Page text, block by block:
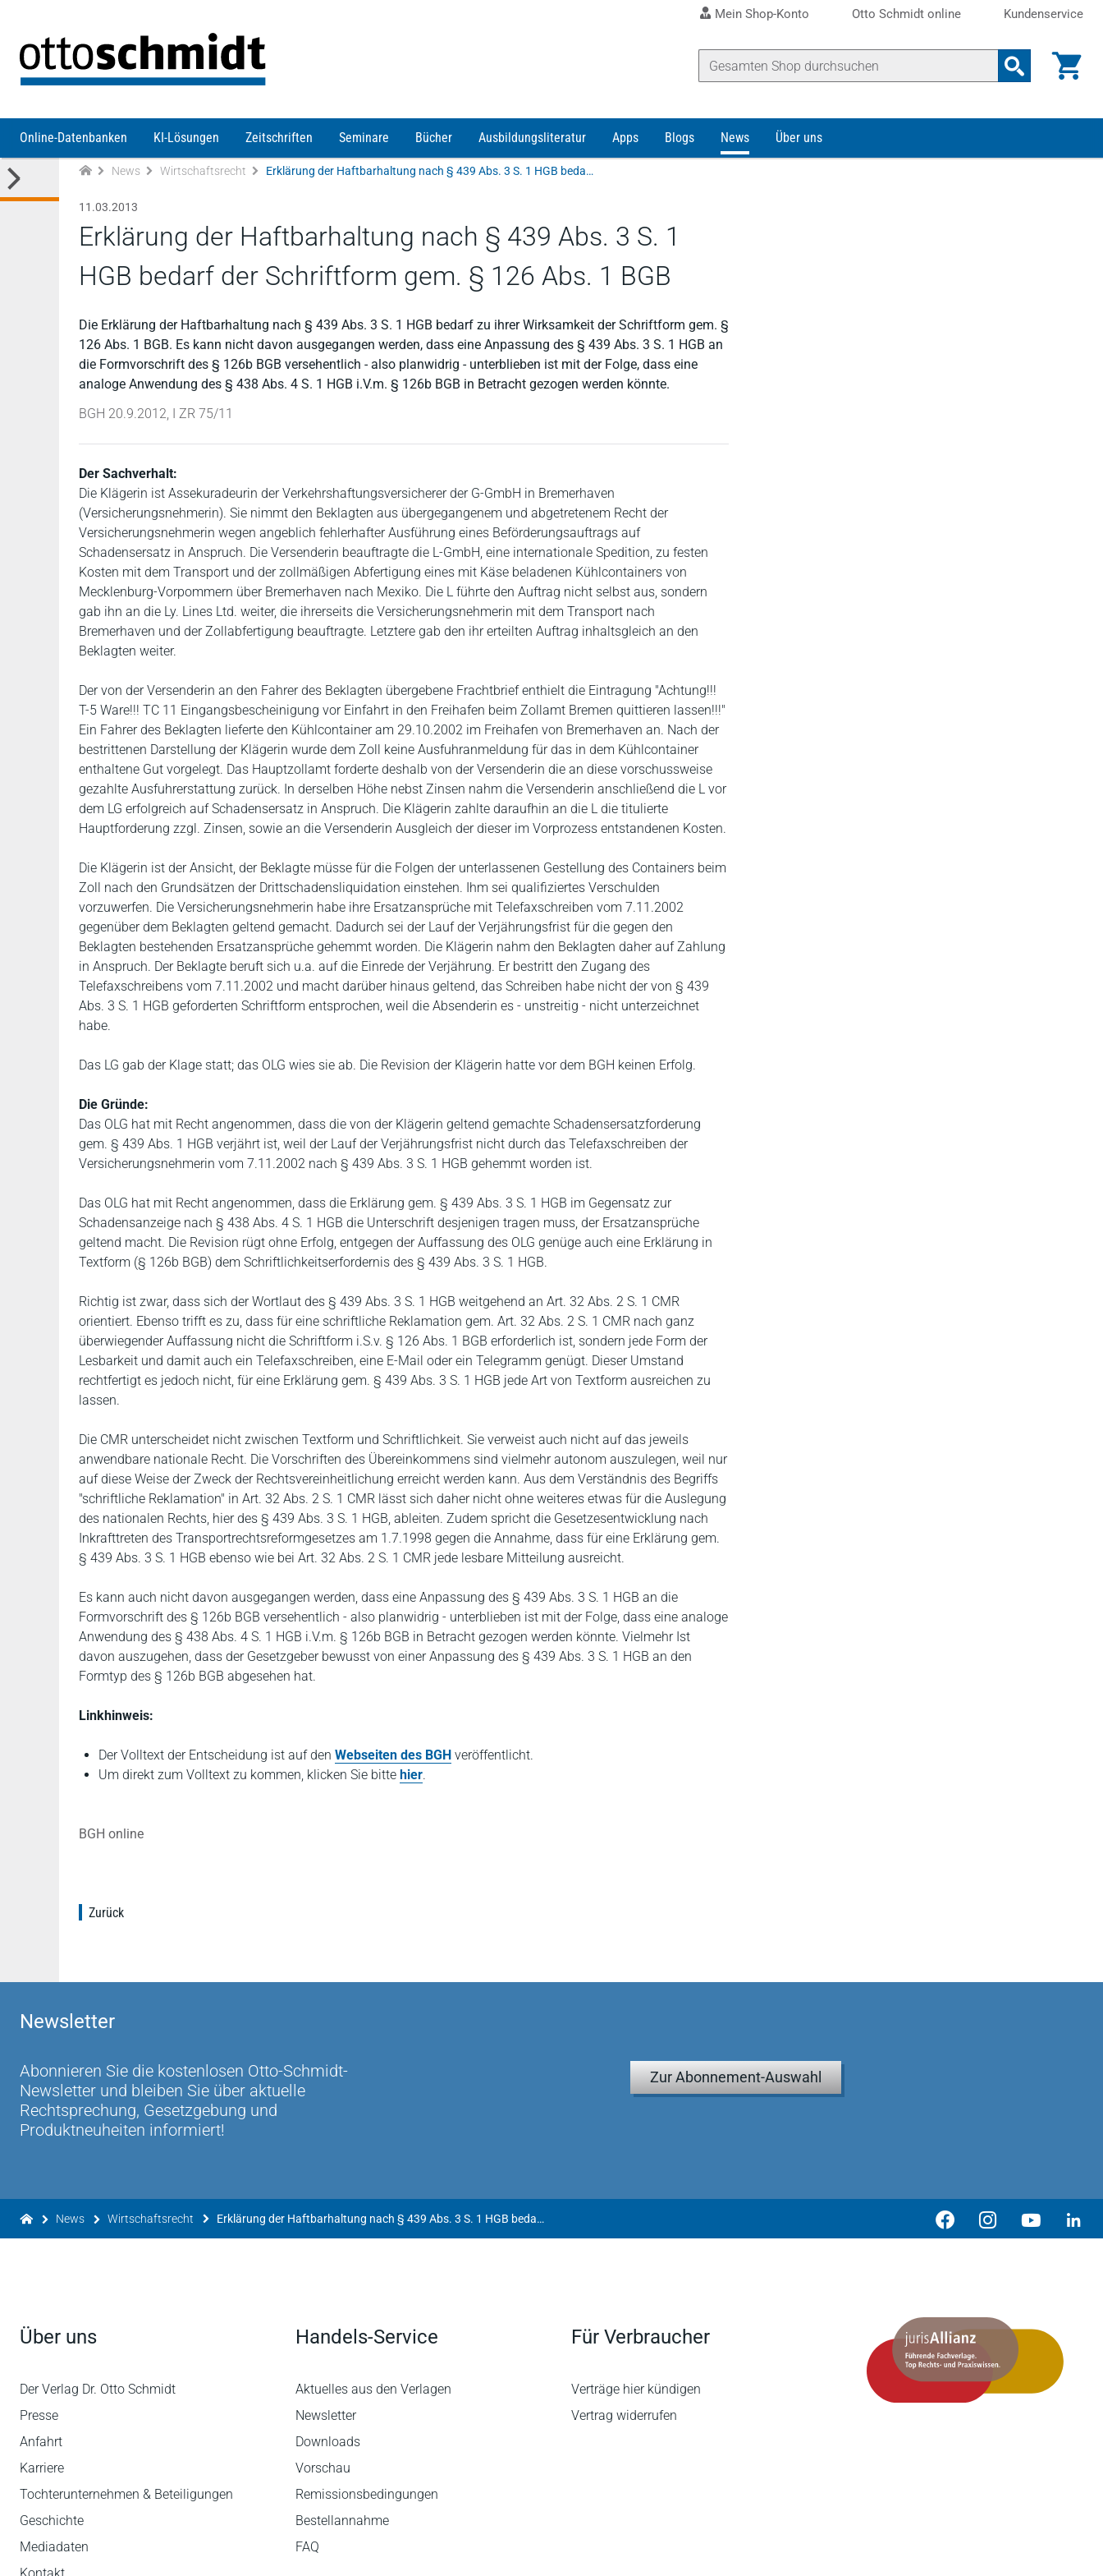
Mein Shop-Konto Otto Schmidt online Kundenservice
Online-Datenbanken KI-Lösungen Zeitschriften Seminare Bücher Ausbildungsliteratur Apps Blogs News Über uns
News Wirtschaftsrecht Erklärung der Haftbarhaltung nach § 439 Abs. 3 S. 1 HGB bedarf der Schriftform gem. § 126 Abs. 1 BGB
11.03.2013
Erklärung der Haftbarhaltung nach § 439 Abs. 3 S. 1
HGB bedarf der Schriftform gem. § 126 Abs. 1 BGB
Die Erklärung der Haftbarhaltung nach § 439 Abs. 3 S. 1 HGB bedarf zu ihrer Wirksamkeit der Schriftform gem. §
126 Abs. 1 BGB. Es kann nicht davon ausgegangen werden, dass eine Anpassung des § 439 Abs. 3 S. 1 HGB an
die Formvorschrift des § 126b BGB versehentlich - also planwidrig - unterblieben ist mit der Folge, dass eine
analoge Anwendung des § 438 Abs. 4 S. 1 HGB i.V.m. § 126b BGB in Betracht gezogen werden könnte.
BGH 20.9.2012, I ZR 75/11
Der Sachverhalt:
Die Klägerin ist Assekuradeurin der Verkehrshaftungsversicherer der G-GmbH in Bremerhaven
(Versicherungsnehmerin). Sie nimmt den Beklagten aus übergegangenem und abgetretenem Recht der
Versicherungsnehmerin wegen angeblich fehlerhafter Ausführung eines Beförderungsauftrags auf
Schadensersatz in Anspruch. Die Versenderin beauftragte die L-GmbH, eine internationale Spedition, zu festen
Kosten mit dem Transport und der zollmäßigen Abfertigung eines mit Käse beladenen Kühlcontainers von
Mecklenburg-Vorpommern über Bremerhaven nach Mexiko. Die L führte den Auftrag nicht selbst aus, sondern
gab ihn an die Ly. Lines Ltd. weiter, die ihrerseits die Versicherungsnehmerin mit dem Transport nach
Bremerhaven und der Zollabfertigung beauftragte. Letztere gab den ihr erteilten Auftrag inhaltsgleich an den
Beklagten weiter.
Der von der Versenderin an den Fahrer des Beklagten übergebene Frachtbrief enthielt die Eintragung "Achtung!!!
T-5 Ware!!! TC 11 Eingangsbescheinigung vor Einfahrt in den Freihafen beim Zollamt Bremen quittieren lassen!!!"
Ein Fahrer des Beklagten lieferte den Kühlcontainer am 29.10.2002 im Freihafen von Bremerhaven an. Nach der
bestrittenen Darstellung der Klägerin wurde dem Zoll keine Ausfuhranmeldung für das in dem Kühlcontainer
enthaltene Gut vorgelegt. Das Hauptzollamt forderte deshalb von der Versenderin die an diese vorschussweise
gezahlte Ausfuhrerstattung zurück. In derselben Höhe nebst Zinsen nahm die Versenderin anschließend die L vor
dem LG erfolgreich auf Schadensersatz in Anspruch. Die Klägerin zahlte daraufhin an die L die titulierte
Hauptforderung zzgl. Zinsen, sowie an die Versenderin Ausgleich der dieser im Vorprozess entstandenen Kosten.
Die Klägerin ist der Ansicht, der Beklagte müsse für die Folgen der unterlassenen Gestellung des Containers beim
Zoll nach den Grundsätzen der Drittschadensliquidation einstehen. Ihm sei qualifiziertes Verschulden
vorzuwerfen. Die Versicherungsnehmerin habe ihre Ersatzansprüche mit Telefaxschreiben vom 7.11.2002
gegenüber dem Beklagten geltend gemacht. Dadurch sei der Lauf der Verjährungsfrist für die gegen den
Beklagten bestehenden Ersatzansprüche gehemmt worden. Die Klägerin nahm den Beklagten daher auf Zahlung
in Anspruch. Der Beklagte beruft sich u.a. auf die Einrede der Verjährung. Er bestritt den Zugang des
Telefaxschreibens vom 7.11.2002 und macht darüber hinaus geltend, das Schreiben habe nicht der von § 439
Abs. 3 S. 1 HGB geforderten Schriftform entsprochen, weil die Absenderin es - unstreitig - nicht unterzeichnet
habe.
Das LG gab der Klage statt; das OLG wies sie ab. Die Revision der Klägerin hatte vor dem BGH keinen Erfolg.
Die Gründe:
Das OLG hat mit Recht angenommen, dass die von der Klägerin geltend gemachte Schadensersatzforderung
gem. § 439 Abs. 1 HGB verjährt ist, weil der Lauf der Verjährungsfrist nicht durch das Telefaxschreiben der
Versicherungsnehmerin vom 7.11.2002 nach § 439 Abs. 3 S. 1 HGB gehemmt worden ist.
Das OLG hat mit Recht angenommen, dass die Erklärung gem. § 439 Abs. 3 S. 1 HGB im Gegensatz zur
Schadensanzeige nach § 438 Abs. 4 S. 1 HGB die Unterschrift desjenigen tragen muss, der Ersatzansprüche
geltend macht. Die Revision rügt ohne Erfolg, entgegen der Auffassung des OLG genüge auch eine Erklärung in
Textform (§ 126b BGB) dem Schriftlichkeitserfordernis des § 439 Abs. 3 S. 1 HGB.
Richtig ist zwar, dass sich der Wortlaut des § 439 Abs. 3 S. 1 HGB weitgehend an Art. 32 Abs. 2 S. 1 CMR
orientiert. Ebenso trifft es zu, dass für eine schriftliche Reklamation gem. Art. 32 Abs. 2 S. 1 CMR nach ganz
überwiegender Auffassung nicht die Schriftform i.S.v. § 126 Abs. 1 BGB erforderlich ist, sondern jede Form der
Lesbarkeit und damit auch ein Telefaxschreiben, eine E-Mail oder ein Telegramm genügt. Dieser Umstand
rechtfertigt es jedoch nicht, für eine Erklärung gem. § 439 Abs. 3 S. 1 HGB jede Art von Textform ausreichen zu
lassen.
Die CMR unterscheidet nicht zwischen Textform und Schriftlichkeit. Sie verweist auch nicht auf das jeweils
anwendbare nationale Recht. Die Vorschriften des Übereinkommens sind vielmehr autonom auszulegen, weil nur
auf diese Weise der Zweck der Rechtsvereinheitlichung erreicht werden kann. Aus dem Verständnis des Begriffs
"schriftliche Reklamation" in Art. 32 Abs. 2 S. 1 CMR lässt sich daher nicht ohne weiteres etwas für die Auslegung
des nationalen Rechts, hier des § 439 Abs. 3 S. 1 HGB, ableiten. Zudem spricht die Gesetzesentwicklung nach
Inkrafttreten des Transportrechtsreformgesetzes am 1.7.1998 gegen die Annahme, dass für eine Erklärung gem.
§ 439 Abs. 3 S. 1 HGB ebenso wie bei Art. 32 Abs. 2 S. 1 CMR jede lesbare Mitteilung ausreicht.
Es kann auch nicht davon ausgegangen werden, dass eine Anpassung des § 439 Abs. 3 S. 1 HGB an die
Formvorschrift des § 126b BGB versehentlich - also planwidrig - unterblieben ist mit der Folge, dass eine analoge
Anwendung des § 438 Abs. 4 S. 1 HGB i.V.m. § 126b BGB in Betracht gezogen werden könnte. Vielmehr Ist
davon auszugehen, dass der Gesetzgeber bewusst von einer Anpassung des § 439 Abs. 3 S. 1 HGB an den
Formtyp des § 126b BGB abgesehen hat.
Linkhinweis:
Der Volltext der Entscheidung ist auf den Webseiten des BGH veröffentlicht.
Um direkt zum Volltext zu kommen, klicken Sie bitte hier.
BGH online
Zurück
Newsletter
Abonnieren Sie die kostenlosen Otto-Schmidt-
Newsletter und bleiben Sie über aktuelle
Rechtsprechung, Gesetzgebung und
Produktneuheiten informiert!
Zur Abonnement-Auswahl
News Wirtschaftsrecht Erklärung der Haftbarhaltung nach § 439 Abs. 3 S. 1 HGB bedarf der Schriftform gem. § 126 Abs. 1 BGB
Über uns
Der Verlag Dr. Otto Schmidt
Presse
Anfahrt
Karriere
Tochterunternehmen & Beteiligungen
Geschichte
Mediadaten
Handels-Service
Aktuelles aus den Verlagen
Newsletter
Downloads
Vorschau
Remissionsbedingungen
Bestellannahme
FAQ
Für Verbraucher
Verträge hier kündigen
Vertrag widerrufen